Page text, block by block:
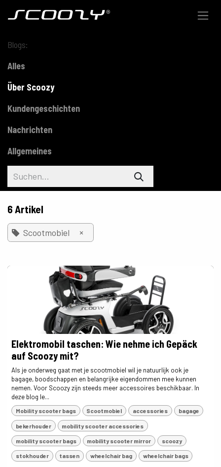
Blogs:
Alles
Über Scoozy
Kundengeschichten
Nachrichten
Allgemeines
6 Artikel
Scootmobiel ×
Elektromobil taschen: Wie nehme ich Gepäck
auf Scoozy mit?
Als je onderweg gaat met je scootmobiel wil je natuurlijk ook je
bagage, boodschappen en belangrijke eigendommen mee kunnen
nemen. Voor Scoozy zijn steeds meer accessoires beschikbaar. In
deze blog le...
Mobility scooter bags Scootmobiel accessories bagage
bekerhouder mobility scooter accessories
mobility scooter bags mobility scooter mirror scoozy
stokhouder tassen wheelchair bag wheelchair bags